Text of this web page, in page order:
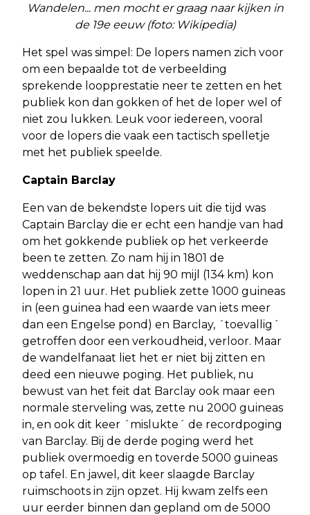
Wandelen... men mocht er graag naar kijken in
de 19e eeuw (foto: Wikipedia)
Het spel was simpel: De lopers namen zich voor
om een bepaalde tot de verbeelding
sprekende loopprestatie neer te zetten en het
publiek kon dan gokken of het de loper wel of
niet zou lukken. Leuk voor iedereen, vooral
voor de lopers die vaak een tactisch spelletje
met het publiek speelde.
Captain Barclay
Een van de bekendste lopers uit die tijd was
Captain Barclay die er echt een handje van had
om het gokkende publiek op het verkeerde
been te zetten. Zo nam hij in 1801 de
weddenschap aan dat hij 90 mijl (134 km) kon
lopen in 21 uur. Het publiek zette 1000 guineas
in (een guinea had een waarde van iets meer
dan een Engelse pond) en Barclay, ´toevallig´
getroffen door een verkoudheid, verloor. Maar
de wandelfanaat liet het er niet bij zitten en
deed een nieuwe poging. Het publiek, nu
bewust van het feit dat Barclay ook maar een
normale sterveling was, zette nu 2000 guineas
in, en ook dit keer ´mislukte´ de recordpoging
van Barclay. Bij de derde poging werd het
publiek overmoedig en toverde 5000 guineas
op tafel. En jawel, dit keer slaagde Barclay
ruimschoots in zijn opzet. Hij kwam zelfs een
uur eerder binnen dan gepland om de 5000